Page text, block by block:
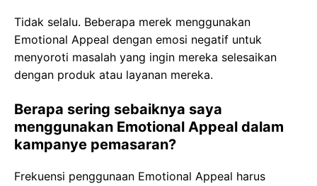
Tidak selalu. Beberapa merek menggunakan
Emotional Appeal dengan emosi negatif untuk
menyoroti masalah yang ingin mereka selesaikan
dengan produk atau layanan mereka.
Berapa sering sebaiknya saya
menggunakan Emotional Appeal dalam
kampanye pemasaran?
Frekuensi penggunaan Emotional Appeal harus